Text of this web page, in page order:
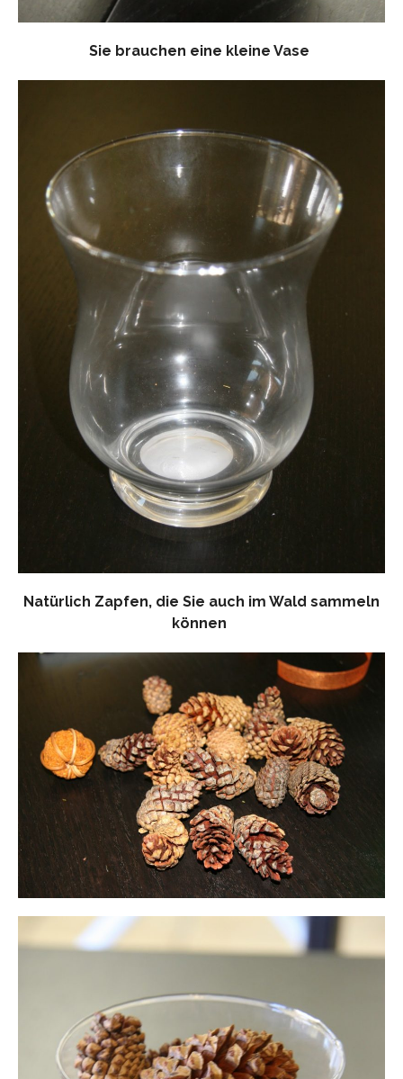
Sie brauchen eine kleine Vase
Natürlich Zapfen, die Sie auch im Wald sammeln
können